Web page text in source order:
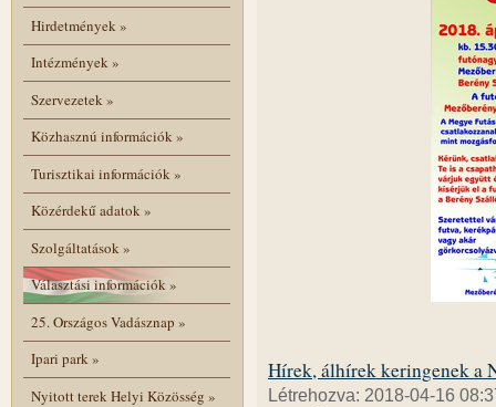
Hirdetmények»
Intézmények»
Szervezetek»
Közhasznú információk»
Turisztikai információk»
Közérdekű adatok»
Szolgáltatások»
Választási információk»
25. Országos Vadásznap »
Ipari park»
Nyitott terek Helyi Közösség »
Hírek, álhírek keringenek a
Létrehozva: 2018-04-16